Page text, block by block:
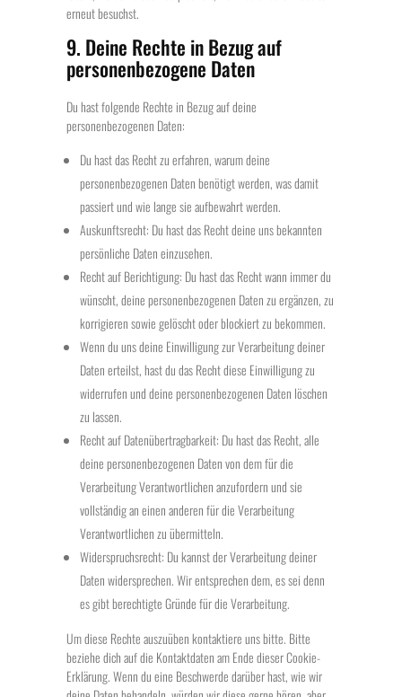
erneut besuchst.
9. Deine Rechte in Bezug auf
personenbezogene Daten
Du hast folgende Rechte in Bezug auf deine
personenbezogenen Daten:
Du hast das Recht zu erfahren, warum deine
personenbezogenen Daten benötigt werden, was damit
passiert und wie lange sie aufbewahrt werden.
Auskunftsrecht: Du hast das Recht deine uns bekannten
persönliche Daten einzusehen.
Recht auf Berichtigung: Du hast das Recht wann immer du
wünscht, deine personenbezogenen Daten zu ergänzen, zu
korrigieren sowie gelöscht oder blockiert zu bekommen.
Wenn du uns deine Einwilligung zur Verarbeitung deiner
Daten erteilst, hast du das Recht diese Einwilligung zu
widerrufen und deine personenbezogenen Daten löschen
zu lassen.
Recht auf Datenübertragbarkeit: Du hast das Recht, alle
deine personenbezogenen Daten von dem für die
Verarbeitung Verantwortlichen anzufordern und sie
vollständig an einen anderen für die Verarbeitung
Verantwortlichen zu übermitteln.
Widerspruchsrecht: Du kannst der Verarbeitung deiner
Daten widersprechen. Wir entsprechen dem, es sei denn
es gibt berechtigte Gründe für die Verarbeitung.
Um diese Rechte auszuüben kontaktiere uns bitte. Bitte
beziehe dich auf die Kontaktdaten am Ende dieser Cookie-
Erklärung. Wenn du eine Beschwerde darüber hast, wie wir